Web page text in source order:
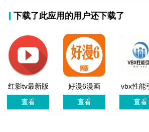
下载了此应用的用户还下载了
红影tv最新版
本
查看
好漫6漫画
app
查看
vbx性能
最新
查看